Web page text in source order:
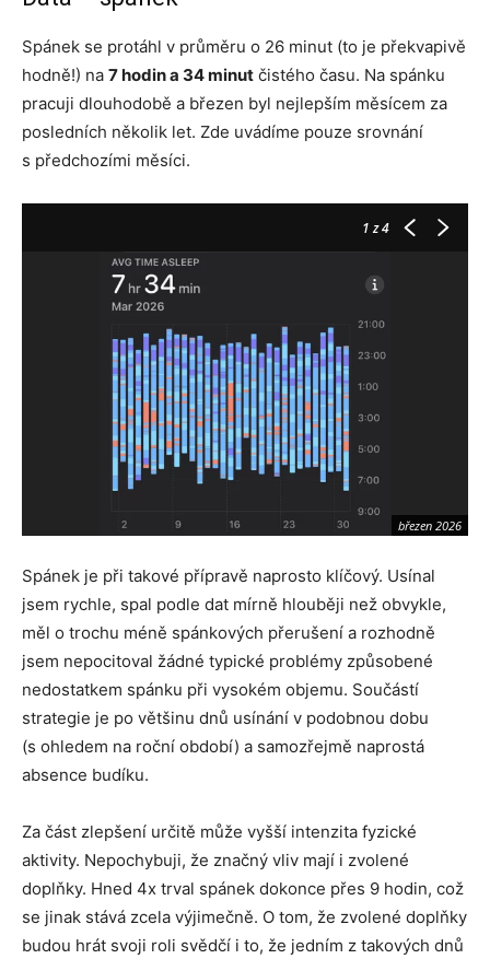
Spánek se protáhl v průměru o 26 minut (to je překvapivě
hodně!) na 7 hodin a 34 minut čistého času. Na spánku
pracuji dlouhodobě a březen byl nejlepším měsícem za
posledních několik let. Zde uvádíme pouze srovnání
s předchozími měsíci.
1z 4
březen 2026
Spánek je při takové přípravě naprosto klíčový. Usínal
jsem rychle, spal podle dat mírně hlouběji než obvykle,
měl o trochu méně spánkových přerušení a rozhodně
jsem nepocitoval žádné typické problémy způsobené
nedostatkem spánku při vysokém objemu. Součástí
strategie je po většinu dnů usínání v podobnou dobu
(s ohledem na roční období) a samozřejmě naprostá
absence budíku.
Za část zlepšení určitě může vyšší intenzita fyzické
aktivity. Nepochybuji, že značný vliv mají i zvolené
doplňky. Hned 4x trval spánek dokonce přes 9 hodin, což
se jinak stává zcela výjimečně. O tom, že zvolené doplňky
budou hrát svoji roli svědčí i to, že jedním z takových dnů